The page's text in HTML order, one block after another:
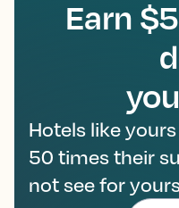
Earn
Hotels like
50 times their
not see for